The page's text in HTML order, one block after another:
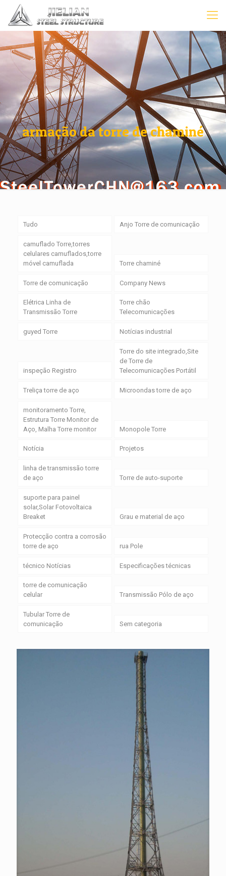
armação da torre de chaminé
Tudo Anjo Torre de comunicação
camuflado Torre,torres
celulares camuflados,torre
móvel camuflada
Torre chaminé
Torre de comunicação Company News
Elétrica Linha de
Transmissão Torre
Torre chão
Telecomunicações
guyed Torre Notícias industrial
inspeção Registro
Torre do site integrado,Site
de Torre de
Telecomunicações Portátil
Treliça torre de aço Microondas torre de aço
monitoramento Torre,
Estrutura Torre Monitor de
Aço, Malha Torre monitor
Monopole Torre
Notícia Projetos
linha de transmissão torre
de aço
Torre de auto-suporte
suporte para painel
solar,Solar Fotovoltaica
Breaket
Grau e material de aço
Protecção contra a corrosão
torre de aço
rua Pole
técnico Notícias Especificações técnicas
torre de comunicação
celular
Transmissão Pólo de aço
Tubular Torre de
comunicação
Sem categoria